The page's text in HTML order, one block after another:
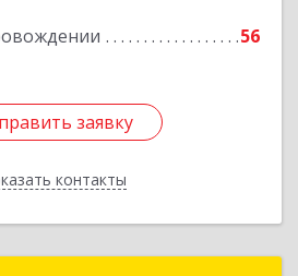
56
заявку
контакты
заявку
Назад